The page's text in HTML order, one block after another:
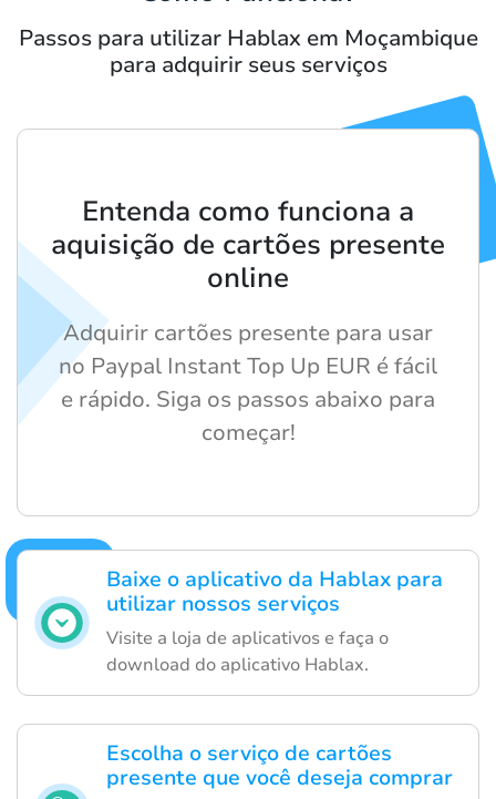
Passos para utilizar Hablax em Moçambique
para adquirir seus serviços
Baixe o aplicativo da Hablax para
utilizar nossos serviços
Visite a loja de aplicativos e faça o
download do aplicativo Hablax.
Escolha o serviço de cartões
presente que você deseja comprar
Entenda como funciona a
aquisição de cartões presente
online
Adquirir cartões presente para usar
no Paypal Instant Top Up EUR é fácil
e rápido. Siga os passos abaixo para
começar!